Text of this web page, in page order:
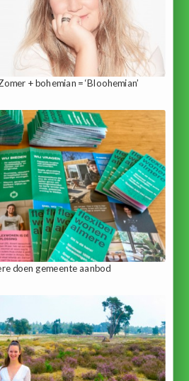
+ bohemian = ‘Bloohemian’
doen gemeente aanbod